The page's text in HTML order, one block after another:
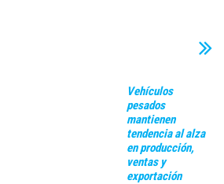
Vehículos
pesados
mantienen
tendencia al alza
en producción,
ventas y
exportación